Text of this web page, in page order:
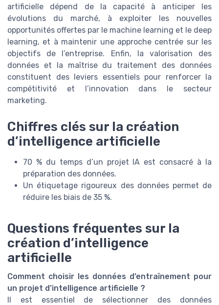
artificielle dépend de la capacité à anticiper les
évolutions du marché, à exploiter les nouvelles
opportunités offertes par le machine learning et le deep
learning, et à maintenir une approche centrée sur les
objectifs de l’entreprise. Enfin, la valorisation des
données et la maîtrise du traitement des données
constituent des leviers essentiels pour renforcer la
compétitivité et l’innovation dans le secteur
marketing.
Chiffres clés sur la création
d’intelligence artificielle
70 % du temps d’un projet IA est consacré à la
préparation des données.
Un étiquetage rigoureux des données permet de
réduire les biais de 35 %.
Questions fréquentes sur la
création d’intelligence
artificielle
Comment choisir les données d’entraînement pour
un projet d’intelligence artificielle ?
Il est essentiel de sélectionner des données